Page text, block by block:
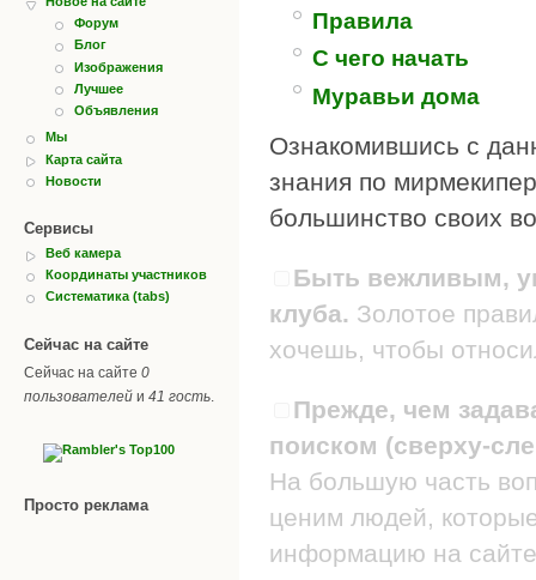
Форум
Блог
Изображения
Лучшее
Объявления
Мы
Карта сайта
Новости
Сервисы
Веб камера
Координаты участников
Систематика (tabs)
Сейчас на сайте
Сейчас на сайте 0
пользователей и 41 гость.
Просто реклама
Правила
С чего начать
Муравьи дома
Ознакомившись с
знания по
большинство своих
Быть вежливым,
клуба. Золотое
хочешь, чтобы
Прежде, чем
поиском (сверху-
На большую часть
ценим людей,
информацию на